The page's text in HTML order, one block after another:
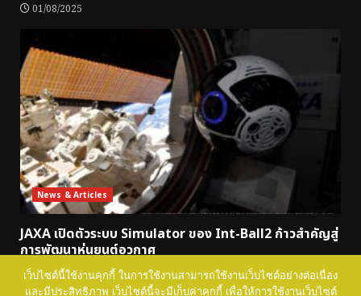
01/08/2025
News & Articles
JAXA เปิดตัวระบบ Simulator ของ Int-Ball2 ก้าวสำคัญสู่
การพัฒนาหุ่นยนต์อวกาศ
18/06/2025
เว็บไซต์นี้ใช้งานคุกกี้ ในการใช้งานสามารถใช้งานเว็บไซต์อย่างต่อเนื่อง
และมีประสิทธิภาพ เว็บไซต์นี้จะมีเก็บค่าคุกกี้ เพื่อให้การใช้งานเว็บไซต์